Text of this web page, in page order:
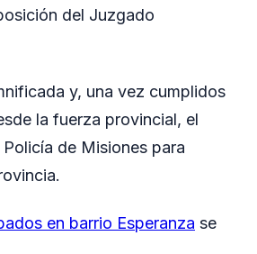
del Juzgado
y, una vez cumplidos
la fuerza provincial, el
de Misiones para
en barrio Esperanza se